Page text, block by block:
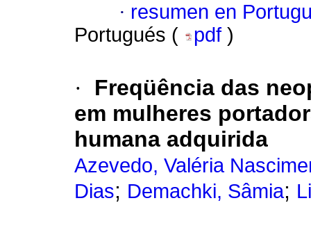
· resumen en
Portugués (
pdf )
·
Freqüência das
em mulheres
humana adquirida
Azevedo, Valéria
Dias; Demachki, Sâmia;